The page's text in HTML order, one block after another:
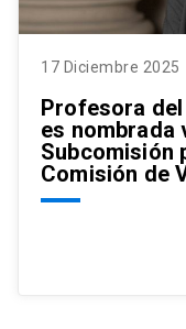
17 Diciembre 2025
Profesora del
es nombrada
Subcomisión
Comisión de